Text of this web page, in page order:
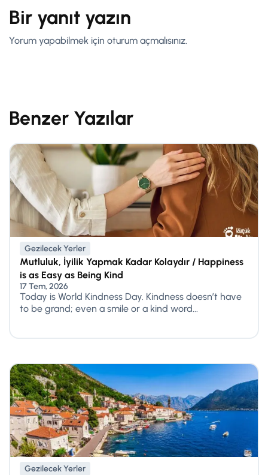
Bir yanıt yazın
Yorum yapabilmek için oturum açmalısınız.
Benzer Yazılar
Gezilecek Yerler
Mutluluk, İyilik Yapmak Kadar Kolaydır / Happiness
is as Easy as Being Kind
17 Tem, 2026
Today is World Kindness Day. Kindness doesn’t have
to be grand; even a smile or a kind word...
Gezilecek Yerler